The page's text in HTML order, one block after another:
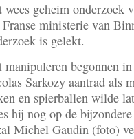
wees geheim onderzoek
ministerie van
is gelekt.
manipuleren begonnen
Sarkozy aantrad als
en spierballen wilde
hij nog op de
Michel Gaudin (foto)